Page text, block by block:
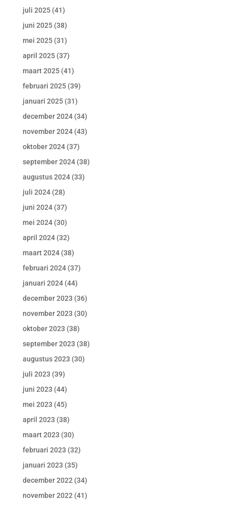
juli 2025(41)
juni 2025(38)
mei 2025(31)
april 2025(37)
maart 2025(41)
februari 2025(39)
januari 2025(31)
december 2024(34)
november 2024(43)
oktober 2024(37)
september 2024(38)
augustus 2024(33)
juli 2024(28)
juni 2024(37)
mei 2024(30)
april 2024(32)
maart 2024(38)
februari 2024(37)
januari 2024(44)
december 2023 (36)
november 2023 (30)
oktober 2023 (38)
september 2023 (38)
augustus 2023 (30)
juli 2023 (39)
juni 2023 (44)
mei 2023 (45)
april 2023 (38)
maart 2023 (30)
februari 2023 (32)
januari 2023 (35)
december 2022 (34)
november 2022 (41)